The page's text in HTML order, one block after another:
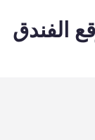
الفندق